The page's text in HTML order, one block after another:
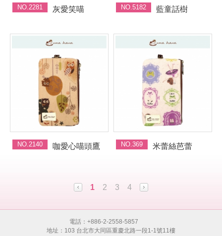
NO.2281 灰愛笑喵 NO.5182 藍童話樹
NO.2140 咖愛心喵頭鷹 NO.369 米蕾絲芭蕾
1 2 3 4
電話：+886-2-2558-5857
地址：103 台北市大同區重慶北路一段1-1號11樓